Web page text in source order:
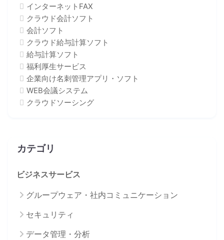
インターネットFAX
クラウド会計ソフト
会計ソフト
クラウド給与計算ソフト
給与計算ソフト
福利厚生サービス
企業向け名刺管理アプリ・ソフト
WEB会議システム
クラウドソーシング
カテゴリ
ビジネスサービス
グループウェア・社内コミュニケーション
セキュリティ
データ管理・分析